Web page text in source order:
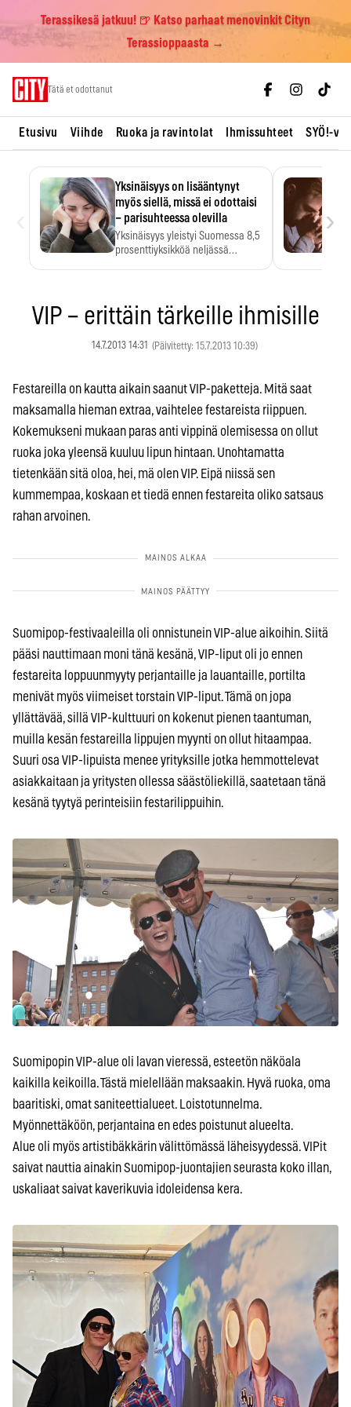
Terassikesä jatkuu! 🍺 Katso parhaat menovinkit Cityn
Terassioppaasta →
Tätä et odottanut
Etusivu Viihde Ruoka ja ravintolat Ihmissuhteet SYÖ!-
Yksinäisyys on lisääntynyt
myös siellä, missä ei odottaisi
– parisuhteessa olevilla
Yksinäisyys yleistyi Suomessa 8,5
prosenttiyksikköä neljässä
›
VIP – erittäin tärkeille ihmisille
14.7.2013 14:31 (Päivitetty: 15.7.2013 10:39)
Festareilla on kautta aikain saanut VIP-paketteja. Mitä saat
maksamalla hieman extraa, vaihtelee festareista riippuen.
Kokemukseni mukaan paras anti vippinä olemisessa on ollut
ruoka joka yleensä kuuluu lipun hintaan. Unohtamatta
tietenkään sitä oloa, hei, mä olen VIP. Eipä niissä sen
kummempaa, koskaan et tiedä ennen festareita oliko satsaus
rahan arvoinen.
Suomipop-festivaaleilla oli onnistunein VIP-alue aikoihin. Siitä
pääsi nauttimaan moni tänä kesänä, VIP-liput oli jo ennen
festareita loppuunmyyty perjantaille ja lauantaille, portilta
menivät myös viimeiset torstain VIP-liput. Tämä on jopa
yllättävää, sillä VIP-kulttuuri on kokenut pienen taantuman,
muilla kesän festareilla lippujen myynti on ollut hitaampaa.
Suuri osa VIP-lipuista menee yrityksille jotka hemmottelevat
asiakkaitaan ja yritysten ollessa säästöliekillä, saatetaan tänä
kesänä tyytyä perinteisiin festarilippuihin.
Suomipopin VIP-alue oli lavan vieressä, esteetön näköala
kaikilla keikoilla. Tästä mielellään maksaakin. Hyvä ruoka, oma
baaritiski, omat saniteettialueet. Loistotunnelma.
Myönnettäköön, perjantaina en edes poistunut alueelta.
Alue oli myös artistibäkkärin välittömässä läheisyydessä. VIPit
saivat nauttia ainakin Suomipop-juontajien seurasta koko illan,
uskaliaat saivat kaverikuvia idoleidensa kera.